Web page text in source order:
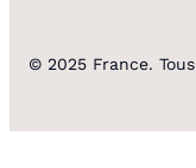
© 2025 France.